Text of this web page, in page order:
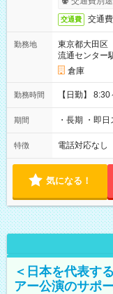
交通費 交通
勤務地
東京都大田区
流通センター
倉庫
勤務時間 【日勤】
期間 ・長期 ・即日
特徴 電話対応なし
気になる！
＜日本を代表す
アー公演のサポ